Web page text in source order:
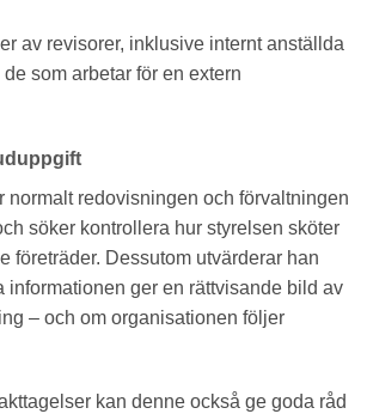
av revisorer, inklusive internt anställda
som arbetar för en extern
normalt redovisningen och förvaltningen
söker kontrollera hur styrelsen sköter
företräder. Dessutom utvärderar han
informationen ger en rättvisande bild av
– och om organisationen följer
kan denne också ge goda råd